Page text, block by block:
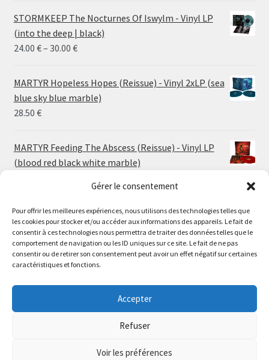
Gérer le consentement
Pour offrir les meilleures expériences, nous utilisons des technologies telles que
les cookies pour stocker et/ou accéder aux informations des appareils. Le fait de
consentir à ces technologies nous permettra de traiter des données telles que le
comportement de navigation ou les ID uniques sur ce site. Le fait de ne pas
consentir ou de retirer son consentement peut avoir un effet négatif sur certaines
caractéristiques et fonctions.
Accepter
Refuser
Voir les préférences
Le magasin de Lyon sera fermé du 30 juillet au 17 août
inclus. Les commandes seront expédiées à partir du 18
The physical record shop will be closed from july 30th to
august 17th included. Online orders will start shipping on
august 18th.
STORMKEEP The Nocturnes Of Iswylm - Vinyl LP
(into the deep | black)
24.00 €– 30.00 €Price
24.00 €
through
MARTYR Hopeless Hopes (Reissue) - Vinyl 2xLP (sea
blue sky blue marble)
28.50 €
MARTYR Feeding The Abscess (Reissue) - Vinyl LP
(blood red black white marble)
MARTYR Warp Zone (Reissue) - Vinyl LP (swamp
green orange marble)
23.00€